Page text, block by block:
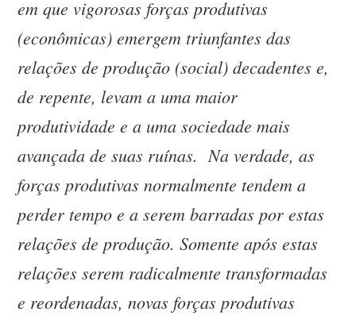
em que vigorosas forças produtivas
(econômicas) emergem triunfantes das
relações de produção (social) decadentes e,
de repente, levam a uma maior
produtividade e a uma sociedade mais
avançada de suas ruínas. Na verdade, as
forças produtivas normalmente tendem a
perder tempo e a serem barradas por estas
relações de produção. Somente após estas
relações serem radicalmente transformadas
e reordenadas, novas forças produtivas